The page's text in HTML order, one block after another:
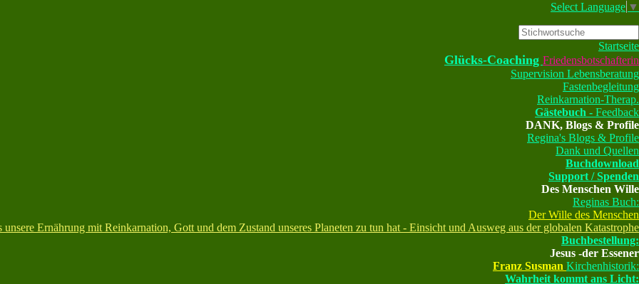
Select Language ▼
Startseite
Glücks-Coaching Friedensbotschafterin
Supervision Lebensberatung
Fastenbegleitung
Reinkarnation-Therap.
Gästebuch - Feedback
DANK, Blogs & Profile
Regina's Blogs & Profile
Dank und Quellen
Buchdownload
Support / Spenden
Des Menschen Wille
Reginas Buch:
Der Wille des Menschen
unsere Ernährung mit Reinkarnation, Gott und dem Zustand unseres Planeten zu tun hat - Einsicht und Ausweg aus der globalen Katastrophe
Buchbestellung:
Jesus -der Essener
Franz Susman Kirchenhistorik:
Wahrheit kommt ans Licht: